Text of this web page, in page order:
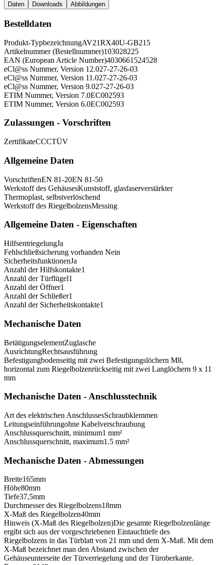
Daten
Downloads Abbildungen
Bestelldaten
Produkt-TypbezeichnungAV21RX40U-GB215
Artikelnummer (Bestellnummer)103028225
EAN (European Article Number)4030661524528
eCl@ss Nummer, Version 12.027-27-26-03
eCl@ss Nummer, Version 11.027-27-26-03
eCl@ss Nummer, Version 9.027-27-26-03
ETIM Nummer, Version 7.0EC002593
ETIM Nummer, Version 6.0EC002593
Zulassungen - Vorschriften
ZertifikateCCCTÜV
Allgemeine Daten
VorschriftenEN 81-20EN 81-50
Werkstoff des GehäusesKunststoff, glasfaserverstärkter
Thermoplast, selbstverlöschend
Werkstoff des RiegelbolzensMessing
Allgemeine Daten - Eigenschaften
HilfsentriegelungJa
Fehlschließsicherung vorhanden Nein
SicherheitsfunktionenJa
Anzahl der Hilfskontakte1
Anzahl der Türflügel1
Anzahl der Öffner1
Anzahl der Schließer1
Anzahl der Sicherheitskontakte1
Mechanische Daten
BetätigungselementZuglasche
AusrichtungRechtsausführung
Befestigungbodenseitig mit zwei Befestigungslöchern M8,
horizontal zum Riegelbolzenrückseitig mit zwei Langlöchern 9 x 11
mm
Mechanische Daten - Anschlusstechnik
Art des elektrischen AnschlussesSchraubklemmen
Leitungseinführungohne Kabelverschraubung
Anschlussquerschnitt, minimum1 mm²
Anschlussquerschnitt, maximum1.5 mm²
Mechanische Daten - Abmessungen
Breite165mm
Höhe80mm
Tiefe37,5mm
Durchmesser des Riegelbolzens18mm
X-Maß des Riegelbolzen40mm
Hinweis (X-Maß des Riegelbolzen)Die gesamte Riegelbolzenlänge
ergibt sich aus der vorgeschriebenen Eintauchtiefe des
Riegelbolzens in das Türblatt von 21 mm und dem X-Maß. Mit dem
X-Maß bezeichnet man den Abstand zwischen der
Gehäuseunterseite der Türverriegelung und der Türoberkante.